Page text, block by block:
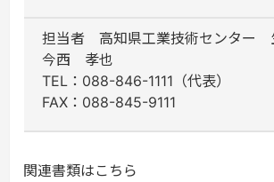
担当者 高知県工業技術センター
今西 孝也
TEL：088-846-1111（代表）
FAX：088-845-9111
関連書類はこちら